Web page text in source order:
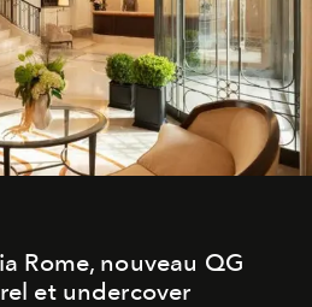
Rome, nouveau QG
et undercover